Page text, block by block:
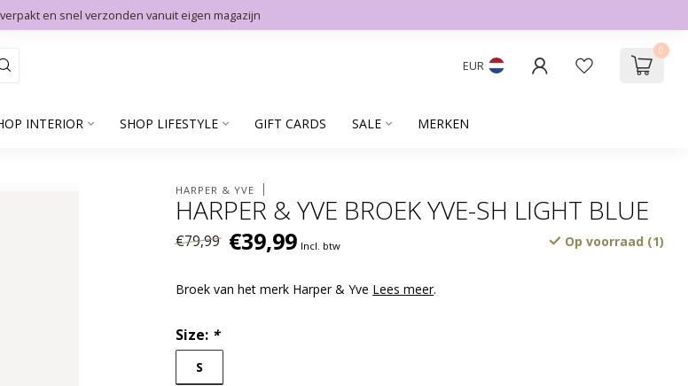
en snel verzonden vanuit eigen magazijn
EUR
0
INTERIOR SHOP LIFESTYLE GIFT CARDS SALE MERKEN
HARPER & YVE
HARPER & YVE BROEK YVE-SH LIGHT BLUE
€79,99 €39,99 Incl. btw Op voorraad (1)
Broek van het merk Harper & Yve Lees meer.
Size: *
S